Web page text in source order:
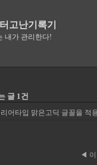
고난기록기
내가 관리한다!
글 1건
어타입 맑은고딕 글꼴을 적
◀